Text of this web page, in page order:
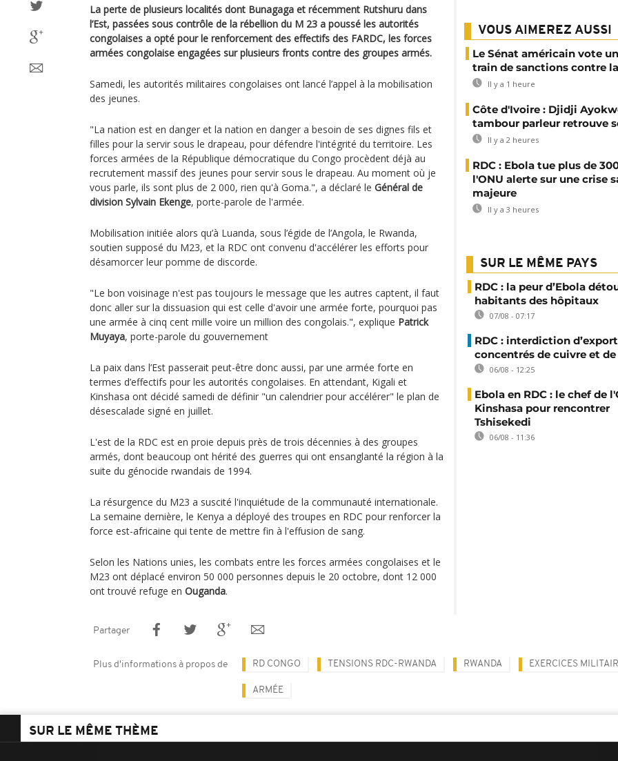
La perte de plusieurs localités dont Bunagaga et récemment Rutshuru dans
l’Est, passées sous contrôle de la rébellion du M 23 a poussé les autorités
congolaises a opté pour le renforcement des effectifs des FARDC, les forces
armées congolaise engagées sur plusieurs fronts contre des groupes armés.
Samedi, les autorités militaires congolaises ont lancé l’appel à la mobilisation
des jeunes.
"La nation est en danger et la nation en danger a besoin de ses dignes fils et
filles pour la servir sous le drapeau, pour défendre l'intégrité du territoire. Les
forces armées de la République démocratique du Congo procèdent déjà au
recrutement massif des jeunes pour servir sous le drapeau. Au moment où je
vous parle, ils sont plus de 2 000, rien qu'à Goma.", a déclaré le Général de
division Sylvain Ekenge, porte-parole de l'armée.
Mobilisation initiée alors qu’à Luanda, sous l’égide de l’Angola, le Rwanda,
soutien supposé du M23, et la RDC ont convenu d'accélérer les efforts pour
désamorcer leur pomme de discorde.
"Le bon voisinage n'est pas toujours le message que les autres captent, il faut
donc aller sur la dissuasion qui est celle d'avoir une armée forte, pourquoi pas
une armée à cinq cent mille voire un million des congolais.", explique Patrick
Muyaya, porte-parole du gouvernement
La paix dans l’Est passerait peut-être donc aussi, par une armée forte en
termes d’effectifs pour les autorités congolaises. En attendant, Kigali et
Kinshasa ont décidé samedi de définir "un calendrier pour accélérer" le plan de
désescalade signé en juillet.
L'est de la RDC est en proie depuis près de trois décennies à des groupes
armés, dont beaucoup ont hérité des guerres qui ont ensanglanté la région à la
suite du génocide rwandais de 1994.
La résurgence du M23 a suscité l'inquiétude de la communauté internationale.
La semaine dernière, le Kenya a déployé des troupes en RDC pour renforcer la
force est-africaine qui tente de mettre fin à l'effusion de sang.
Selon les Nations unies, les combats entre les forces armées congolaises et le
M23 ont déplacé environ 50 000 personnes depuis le 20 octobre, dont 12 000
ont trouvé refuge en Ouganda.
VOUS AIMEREZ AUSSI
Le Sénat américain vote
train de sanctions contre
Il y a 1 heure
Côte d'Ivoire : Djidji
tambour parleur retrouve
Il y a 2 heures
RDC : Ebola tue plus de
l'ONU alerte sur une crise
majeure
Il y a 3 heures
SUR LE MÊME PAYS
RDC : la peur d’Ebola
habitants des hôpitaux
07/08 - 07:17
RDC : interdiction
concentrés de cuivre et
06/08 - 12:25
Ebola en RDC : le chef de
Kinshasa pour rencontrer
Tshisekedi
06/08 - 11:36
Partager
Plus d'informations à propos de RD CONGO TENSIONS RDC-RWANDA RWANDA EXERCICES
ARMÉE
SUR LE MÊME THÈME